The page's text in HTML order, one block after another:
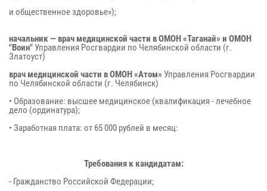
и общественное здоровье»);
начальник — врач медицинской части в ОМОН «Таганай» и ОМОН
"Воин" Управления Росгвардии по Челябинской области (г.
Златоуст)
врач медицинской части в ОМОН «Атом» Управления Росгвардии
по Челябинской области (г. Челябинск)
• Образование: высшее медицинское (квалификация - лечебное
дело (ординатура);
• Заработная плата: от 65 000 рублей в месяц:
Требования к кандидатам:
- Гражданство Российской Федерации;